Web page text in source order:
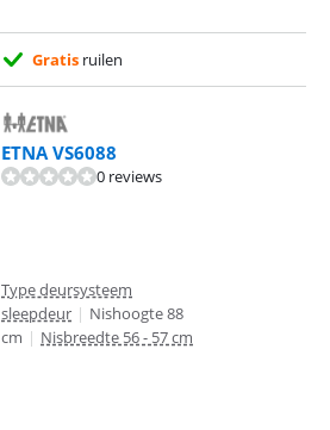
Gratis ruilen
ETNA VS6088
0 reviews
Type deursysteem
sleepdeur | Nishoogte 88
cm | Nisbreedte 56 - 57 cm